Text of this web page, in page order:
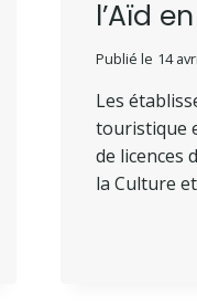
l’Aïd
Publié le 14
Les
touristique
de licences
la Culture